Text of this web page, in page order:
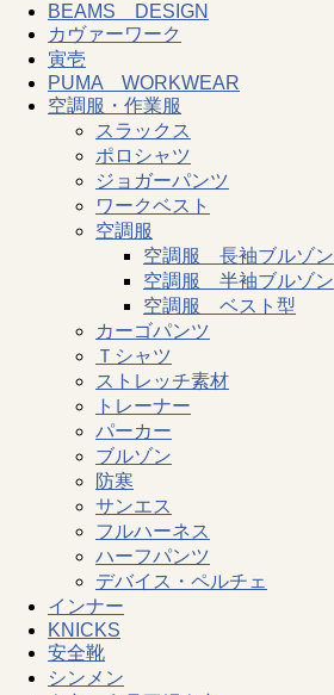
BEAMS DESIGN
カヴァーワーク
寅壱
PUMA WORKWEAR
空調服・作業服
スラックス
ポロシャツ
ジョガーパンツ
ワークベスト
空調服
空調服 長袖ブルゾン
空調服 半袖ブルゾン
空調服 ベスト型
カーゴパンツ
Ｔシャツ
ストレッチ素材
トレーナー
パーカー
ブルゾン
防寒
サンエス
フルハーネス
ハーフパンツ
デバイス・ペルチェ
インナー
KNICKS
安全靴
シンメン